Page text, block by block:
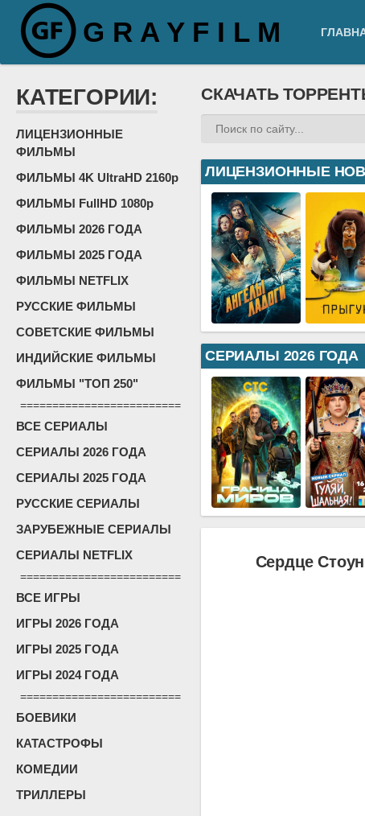
G R A Y F I L M
КАТЕГОРИИ:
ЛИЦЕНЗИОННЫЕ
ФИЛЬМЫ
ФИЛЬМЫ 4K UltraHD 2160p
ФИЛЬМЫ FullHD 1080p
ФИЛЬМЫ 2026 ГОДА
ФИЛЬМЫ 2025 ГОДА
ФИЛЬМЫ NETFLIX
РУССКИЕ ФИЛЬМЫ
СОВЕТСКИЕ ФИЛЬМЫ
ИНДИЙСКИЕ ФИЛЬМЫ
ФИЛЬМЫ "ТОП 250"
=========================
ВСЕ СЕРИАЛЫ
СЕРИАЛЫ 2026 ГОДА
СЕРИАЛЫ 2025 ГОДА
РУССКИЕ СЕРИАЛЫ
ЗАРУБЕЖНЫЕ СЕРИАЛЫ
СЕРИАЛЫ NETFLIX
=========================
ВСЕ ИГРЫ
ИГРЫ 2026 ГОДА
ИГРЫ 2025 ГОДА
ИГРЫ 2024 ГОДА
=========================
БОЕВИКИ
КАТАСТРОФЫ
КОМЕДИИ
ТРИЛЛЕРЫ
СКАЧАТЬ
ЛИЦЕНЗИОННЫЕ
СЕРИАЛЫ 2026 ГОДА
Сердце